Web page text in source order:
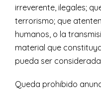
irreverente, ilegales;
terrorismo; que
humanos, o la
material que
pueda ser
Queda prohibido